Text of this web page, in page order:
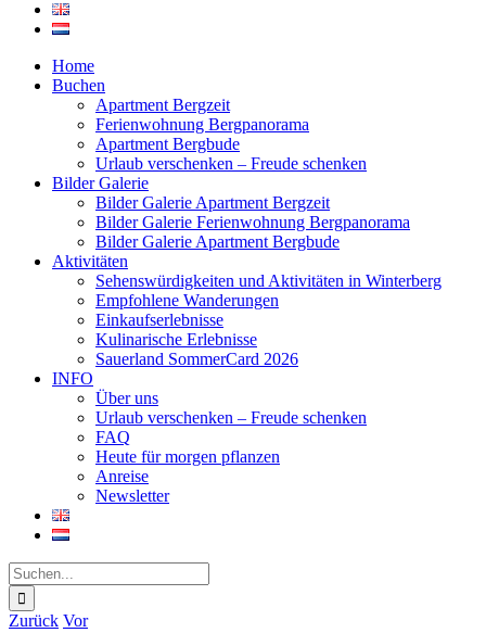
Home
Buchen
Apartment Bergzeit
Ferienwohnung Bergpanorama
Apartment Bergbude
Urlaub verschenken – Freude schenken
Bilder Galerie
Bilder Galerie Apartment Bergzeit
Bilder Galerie Ferienwohnung Bergpanorama
Bilder Galerie Apartment Bergbude
Aktivitäten
Sehenswürdigkeiten und Aktivitäten in Winterberg
Empfohlene Wanderungen
Einkaufserlebnisse
Kulinarische Erlebnisse
Sauerland SommerCard 2026
INFO
Über uns
Urlaub verschenken – Freude schenken
FAQ
Heute für morgen pflanzen
Anreise
Newsletter
Suche
nach:
Zurück Vor